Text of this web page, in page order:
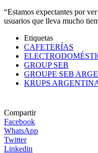
“Estamos expectantes por
usuarios que lleva mucho
Etiquetas
CAFETERÍAS
GROUP SEB
GROUPE SEB
KRUPS
Compartir
Facebook
WhatsApp
Twitter
Linkedin